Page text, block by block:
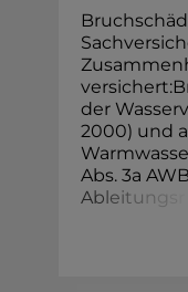
der
2000) und
Abs. 3a
Ableitu ng